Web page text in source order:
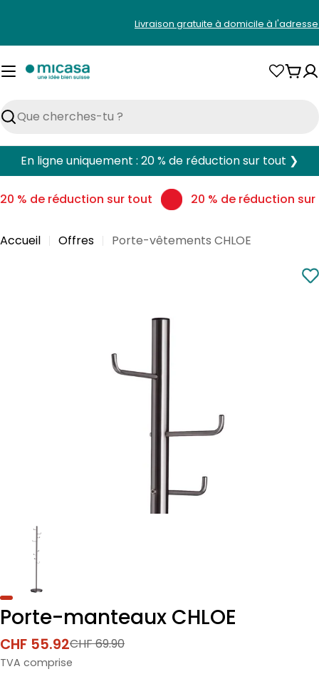
contenu
Livraison gratuite à domicile à
Rechercher
En ligne uniquement : 20 % de réduction sur tout ❯
% de réduction sur tout 20 % de réduction sur
Accueil Offres Porte-vêtements CHLOE
Porte-manteaux CHLOE
Prix
de
CHF 55.92
Prix
normal
CHF 69.90
TVA comprise